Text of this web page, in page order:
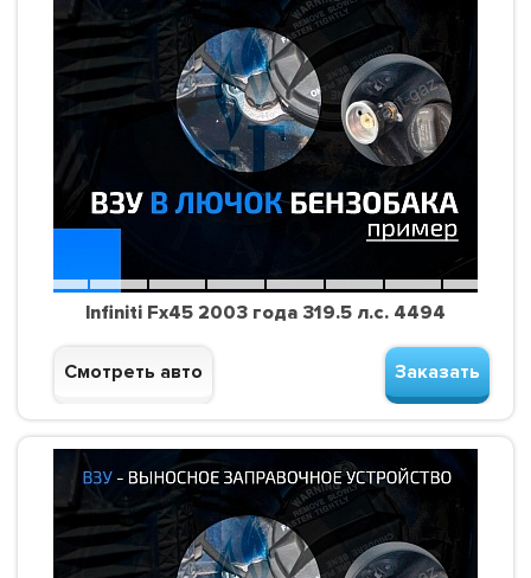
Infiniti Fx45 2003 года 319.5 л.с. 4494
Смотреть авто Заказать